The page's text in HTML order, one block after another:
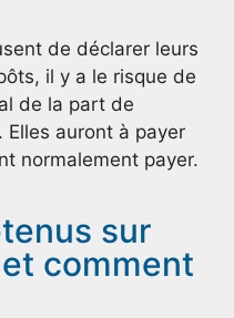
de déclarer leurs
il y a le risque de
de la part de
Elles auront à payer
normalement payer.
sur
comment